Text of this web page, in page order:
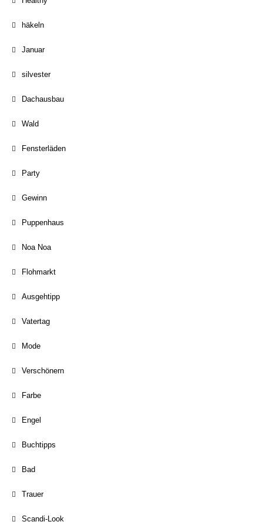
häkeln
Januar
silvester
Dachausbau
Wald
Fensterläden
Party
Gewinn
Puppenhaus
Noa Noa
Flohmarkt
Ausgehtipp
Vatertag
Mode
Verschönern
Farbe
Engel
Buchtipps
Bad
Trauer
Scandi-Look